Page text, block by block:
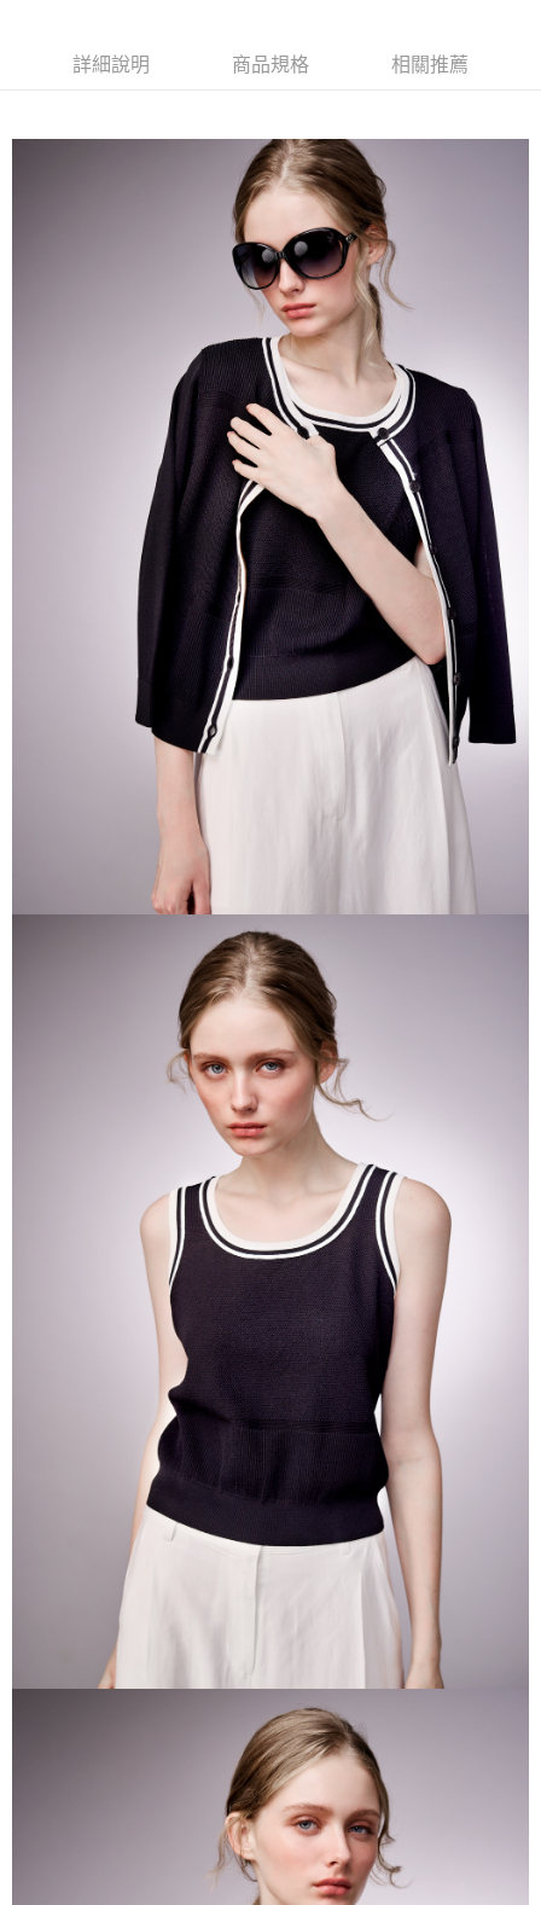
2.付款方式選擇「大哥付你分期」，訂單成立後會自動跳轉到大哥付的交易
流程，驗證手機門號後，選擇欲分期的期數、繳款截止日，確認付款後即完
4.訂單成立30分鐘內，如未前往確認交易或遇審核未通過，訂單將自動取
消。如遇「轉專審核」未通過狀況，表示未達大哥付你分期系統評分，恕無
1.分期款項不併入電信帳單，「大哥付你分期」於每月結算日後寄送繳費提
2.透過簡訊連結打開帳單後，可選擇「超商條碼／台灣大直營門市／銀行轉
帳／街口支付／iPASS MONEY」等通路繳費。
1.本服務係由「台灣大哥大股份有限公司」（以下簡稱本公司）所提供，讓
用戶於交易時，得透過本服務購買商品或服務，並由商店將買賣／分期付款
買賣價金債權讓與本公司後，依約使用本公司帳單繳交帳款。
2.基於同意付款使用「大哥付你分期」之契約關係目的，商店將以您的個人
資料（包含姓名、電話或地址）提供予台灣大哥大進項蒐集、處理及利用，
由本公司與您本人進行分期帳單所需資料之確認、核對及更正。
3.完整用戶服務條款，請詳閱以下連結：
https://oppay.tw/userRule
每筆NT$60，滿NT$1,000(含以上)免運費
每筆NT$60，滿NT$1,000(含以上)免運費
每筆NT$60，滿NT$1,000(含以上)免運費
每筆NT$60，滿NT$1,000(含以上)免運費
每筆NT$80，滿NT$1,000(含以上)免運費
詳細說明 商品規格 相關推薦